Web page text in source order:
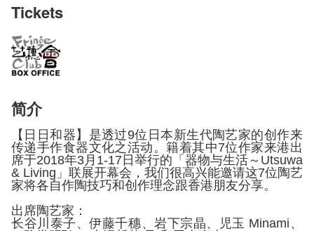
Tickets
简介
【日日和器】 是透过9位日本新生代陶艺家的创作来
传递手作食器文化之活动。籍着其中7位作家来港出
席于2018年3月1-17日举行的「 器物与生活～Utsuwa
& Living」联展开幕会， 我们很高兴能邀请这7位陶艺
家将各自作陶技巧和创作理念跟香港朋友分享。
出席陶艺家：
长谷川泰子、伊藤千穗、岩下宗晶、児玉 Minami、